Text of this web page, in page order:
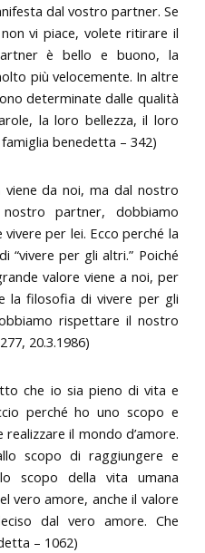
dal vostro partner. Se
vi piace, volete ritirare il
è bello e buono, la
più velocemente. In altre
determinate dalle qualità
la loro bellezza, il loro
benedetta – 342)
viene da noi, ma dal nostro
partner, dobbiamo
per lei. Ecco perché la
“vivere per gli altri.” Poiché
valore viene a noi, per
la filosofia di vivere per gli
rispettare il nostro
20.3.1986)
che io sia pieno di vita e
perché ho uno scopo e
il mondo d’amore.
scopo di raggiungere e
lo scopo della vita umana
vero amore, anche il valore
dal vero amore. Che
– 1062)